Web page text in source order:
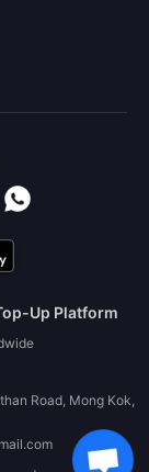
Up Platform
Road, Mong Kok,